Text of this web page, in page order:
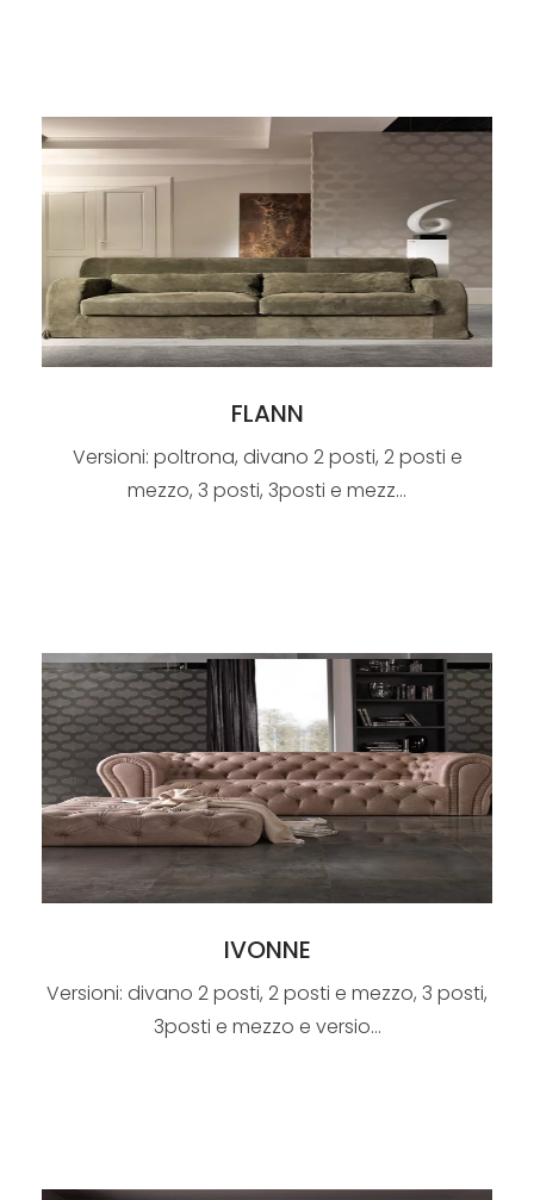
FLANN
Versioni: poltrona, divano 2 posti, 2 posti e
mezzo, 3 posti, 3posti e mezz...
IVONNE
Versioni: divano 2 posti, 2 posti e mezzo, 3 posti,
3posti e mezzo e versio...